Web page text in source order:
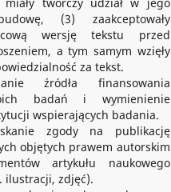
(3) zaakceptowały
wersję tekstu przed
a tym samym wzięły
za tekst.
źródła finansowania
badań i wymienienie
wspierających badania.
zgody na publikację
objętych prawem autorskim
artykułu naukowego
ilustracji, zdjęć).